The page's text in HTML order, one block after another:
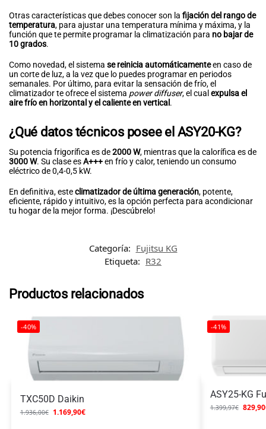
Otras características que debes conocer son la fijación del rango de
temperatura, para ajustar una temperatura mínima y máxima, y la
función que te permite programar la climatización para no bajar de
10 grados.
Como novedad, el sistema se reinicia automáticamenteen caso de
un corte de luz, a la vez que lo puedes programar en periodos
semanales. Por último, para evitar la sensación de frío, el
climatizador te ofrece el sistema power diffuser, el cual expulsa el
aire frío en horizontal y el caliente en vertical .
¿Qué datos técnicos posee el ASY20-KG?
Su potencia frigorífica es de2000 W, mientras que la calorífica es de
3000 W. Su clase esA+++en frío y calor, teniendo un consumo
eléctrico de 0,4-0,5 kW.
En definitiva, esteclimatizador de última generación, potente,
eficiente, rápido y intuitivo, es la opción perfecta para acondicionar
tu hogar de la mejor forma. ¡Descúbrelo!
Categoría: Fujitsu KG
Etiqueta: R32
Productos relacionados
-40%
TXC50D Daikin
1.936,00€ 1.169,90€
-41%
ASY25-KG
1.399,97€ 829,90